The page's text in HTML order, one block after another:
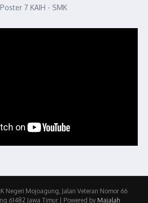
Poster 7 KAIH - SMK
Negeri Mojoagung, Jalan Veteran Nomor 66
61482 Jawa Timur | Powered by Majalah